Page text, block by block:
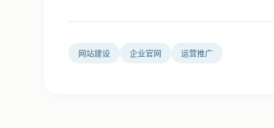
网站建设 企业官网 运营推广